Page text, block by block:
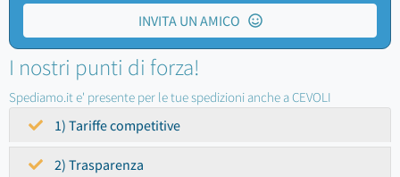
INVITA UN AMICO
I nostri punti di forza!
Spediamo.it e' presente per le tue spedizioni anche a CEVOLI
1) Tariffe competitive
2) Trasparenza